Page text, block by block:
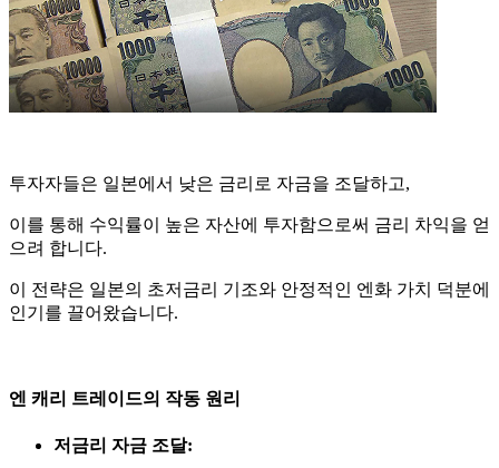
투자자들은 일본에서 낮은 금리로 자금을 조달하고,
이를 통해 수익률이 높은 자산에 투자함으로써 금리 차익을 얻
으려 합니다.
이 전략은 일본의 초저금리 기조와 안정적인 엔화 가치 덕분에
인기를 끌어왔습니다.
엔 캐리 트레이드의 작동 원리
저금리 자금 조달: